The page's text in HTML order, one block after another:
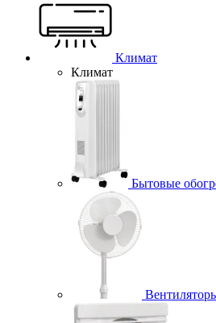
Климат
Климат
Бытовые